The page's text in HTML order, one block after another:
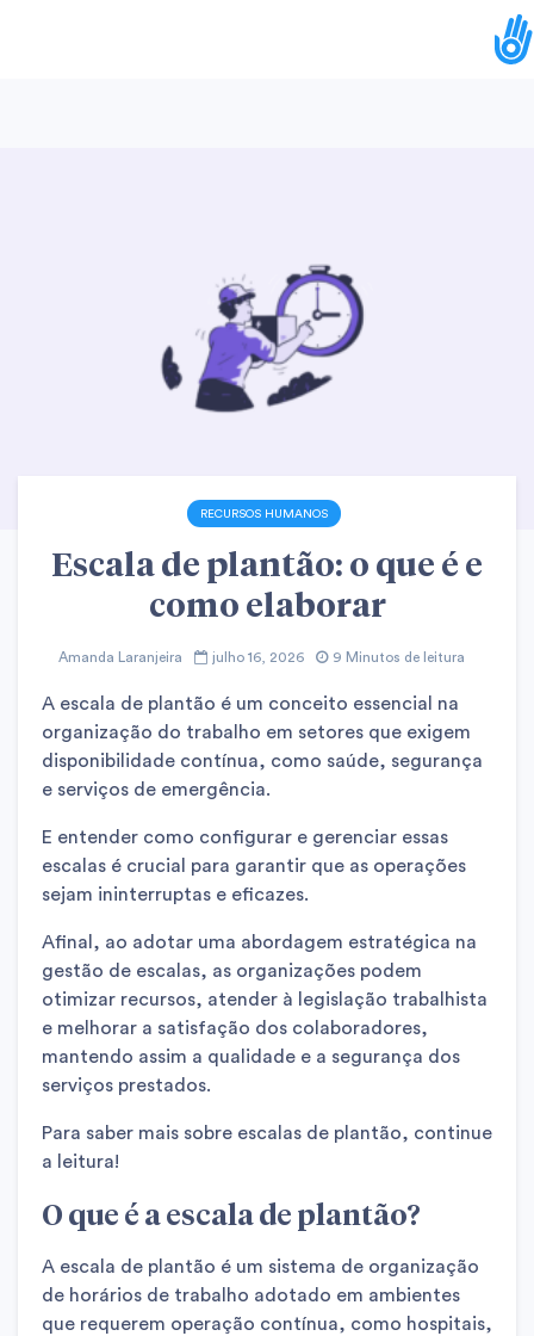
RECURSOS HUMANOS
Escala de plantão: o que é e
como elaborar
Amanda Laranjeira julho 16, 2026 9 Minutos de leitura
A escala de plantão é um conceito essencial na
organização do trabalho em setores que exigem
disponibilidade contínua, como saúde, segurança
e serviços de emergência.
E entender como configurar e gerenciar essas
escalas é crucial para garantir que as operações
sejam ininterruptas e eficazes.
Afinal, ao adotar uma abordagem estratégica na
gestão de escalas, as organizações podem
otimizar recursos, atender à legislação trabalhista
e melhorar a satisfação dos colaboradores,
mantendo assim a qualidade e a segurança dos
serviços prestados.
Para saber mais sobre escalas de plantão, continue
a leitura!
O que é a escala de plantão?
A escala de plantão é um sistema de organização
de horários de trabalho adotado em ambientes
que requerem operação contínua, como hospitais,